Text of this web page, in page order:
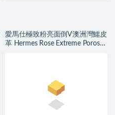
愛馬仕極致粉亮面倒V澳洲灣鱷皮
革 Hermes Rose Extreme Porosus